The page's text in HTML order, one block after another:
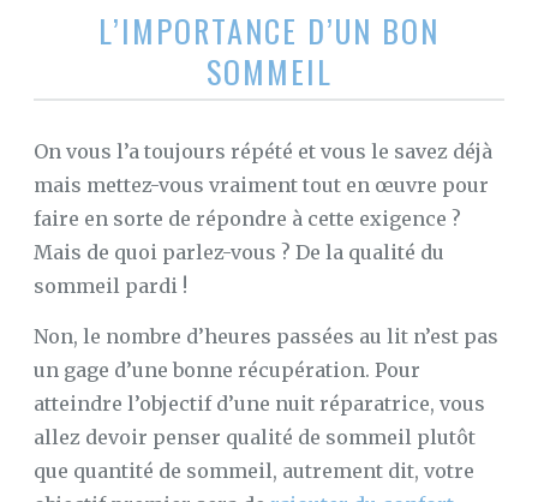
L’IMPORTANCE D’UN BON
SOMMEIL
On vous l’a toujours répété et vous le savez déjà
mais mettez-vous vraiment tout en œuvre pour
faire en sorte de répondre à cette exigence ?
Mais de quoi parlez-vous ? De la qualité du
sommeil pardi !
Non, le nombre d’heures passées au lit n’est pas
un gage d’une bonne récupération. Pour
atteindre l’objectif d’une nuit réparatrice, vous
allez devoir penser qualité de sommeil plutôt
que quantité de sommeil, autrement dit, votre